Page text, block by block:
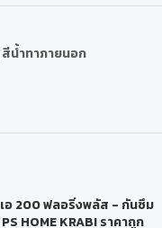
สีน้ำทาภายนอก